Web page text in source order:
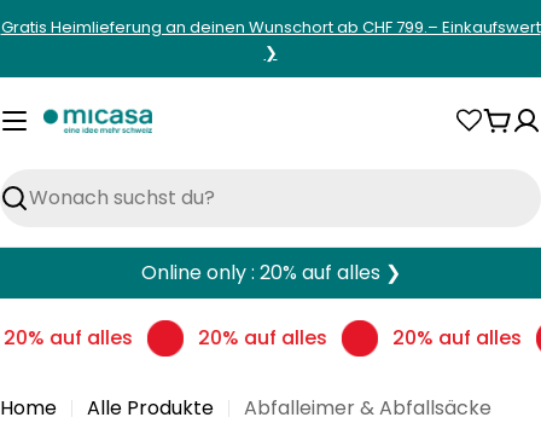
springen
Gratis Heimlieferung an deinen Wunschort ab CHF 799.– Einkaufswert
❯
Suchen
Online only : 20% auf alles ❯
20% auf alles 20% auf alles 20% auf alles
Home Alle Produkte Abfalleimer & Abfallsäcke